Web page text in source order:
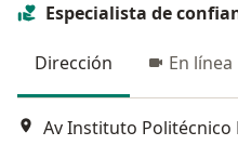
Especialista de
Dirección En línea